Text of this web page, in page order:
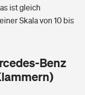
Haus?
im Alter?
ist gleich
Skala von 10 bis
Benz